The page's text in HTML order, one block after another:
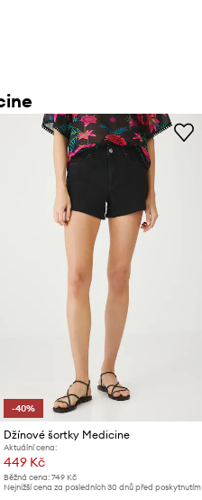
-40%
Džínové šortky Medicine
Aktuální cena:
449 Kč
Běžná cena:749 Kč
Nejnižší cena za posledních 30 dnů před poskytnutím